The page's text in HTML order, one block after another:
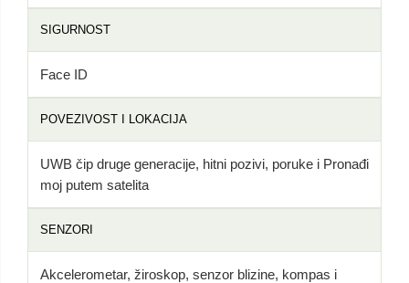
SIGURNOST
Face ID
POVEZIVOST I LOKACIJA
UWB čip druge generacije, hitni pozivi, poruke i Pronađi
moj putem satelita
SENZORI
Akcelerometar, žiroskop, senzor blizine, kompas i